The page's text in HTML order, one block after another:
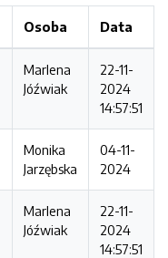
Osoba Data
Marlena
Jóźwiak
22-11-
2024
14:57:51
Monika
Jarzębska
04-11-
2024
Marlena
Jóźwiak
22-11-
2024
14:57:51